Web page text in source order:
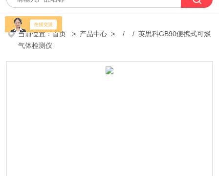
当前位置：首页 > 产品中心 > / / 英思科GB90便携式可燃
气体检测仪